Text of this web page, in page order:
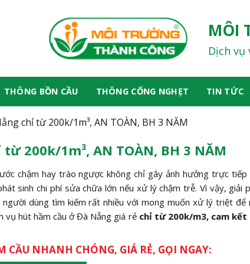
MÔI
Dịch
THÔNG BỒN CẦU THÔNG CỐNG NGHẸT TIN TỨC
chỉ từ 200k/1m³, AN TOÀN, BH 3 NĂM
200k/1m³, AN TOÀN, BH 3 NĂM
chậm hay trào ngược không chỉ gây ảnh hưởng trực tiếp
sinh chi phí sửa chữa lớn nếu xử lý chậm trễ. Vì vậy, giải
dùng tìm kiếm rất nhiều với mong muốn xử lý triệt để
vụ hút hầm cầu ở Đà Nẵng giá rẻ chỉ từ 200k/m3, cam kết
CẦU NHANH CHÓNG, GIÁ RẺ, GỌI NGAY: